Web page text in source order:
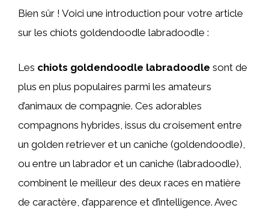
Bien sûr ! Voici une introduction pour votre article
sur les chiots goldendoodle labradoodle :
Les chiots goldendoodle labradoodle sont de
plus en plus populaires parmi les amateurs
d’animaux de compagnie. Ces adorables
compagnons hybrides, issus du croisement entre
un golden retriever et un caniche (goldendoodle),
ou entre un labrador et un caniche (labradoodle),
combinent le meilleur des deux races en matière
de caractère, d’apparence et d’intelligence. Avec